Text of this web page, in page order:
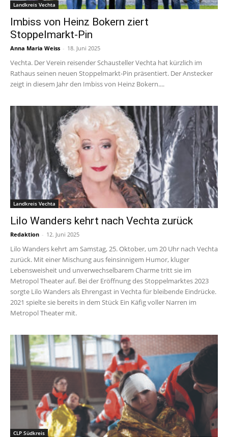
Landkreis Vechta
Imbiss von Heinz Bokern ziert
Stoppelmarkt-Pin
Anna Maria Weiss - 18. Juni 2025
Vechta. Der Verein reisender Schausteller Vechta hat kürzlich im
Rathaus seinen neuen Stoppelmarkt-Pin präsentiert. Der Anstecker
zeigt in diesem Jahr den Imbiss von Heinz Bokern....
Landkreis Vechta
Lilo Wanders kehrt nach Vechta zurück
Redaktion - 12. Juni 2025
Lilo Wanders kehrt am Samstag, 25. Oktober, um 20 Uhr nach Vechta
zurück. Mit einer Mischung aus feinsinnigem Humor, kluger
Lebensweisheit und unverwechselbarem Charme tritt sie im
Metropol Theater auf. Bei der Eröffnung des Stoppelmarktes 2023
sorgte Lilo Wanders als Ehrengast in Vechta für bleibende Eindrücke.
2021 spielte sie bereits in dem Stück Ein Käfig voller Narren im
Metropol Theater mit.
CLP Südkreis